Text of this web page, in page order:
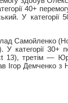
40+
У категорії
Самойленко
категорії 30+
13), третім —
Ігор Демченко